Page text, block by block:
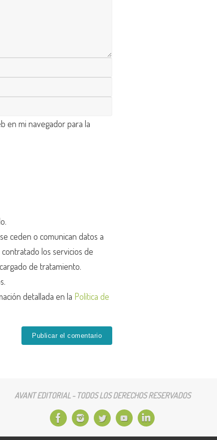
en mi navegador para la
ceden o comunican datos a
los servicios de
de tratamiento.
detallada en la Política de
AVANT EDITORIAL - TODOS LOS DERECHOS RESERVADOS